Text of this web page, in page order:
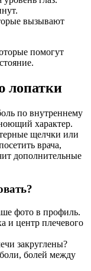
вызывают
помогут
лопатки
по внутреннему
характер.
щелчки или
врача,
дополнительные
фото в профиль.
и центр плечевого
закруглены?
болей между